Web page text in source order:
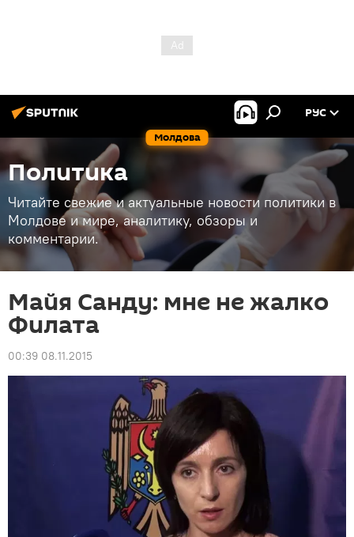
Молдова
РУС
Политика
Читайте свежие и актуальные новости политики в
Молдове и мире, аналитику, обзоры и
комментарии.
Майя Санду: мне не жалко
Филата
00:39 08.11.2015